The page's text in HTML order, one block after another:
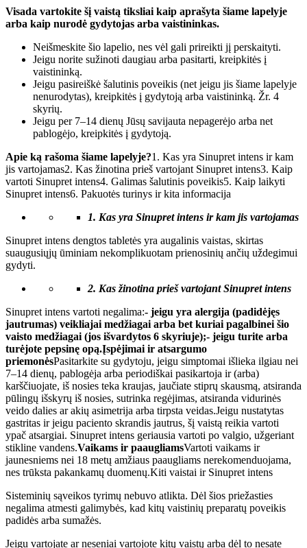
Visada vartokite šį vaistą tiksliai kaip aprašyta šiame lapelyje
arba kaip nurodė gydytojas arba vaistininkas.
Neišmeskite šio lapelio, nes vėl gali prireikti jį perskaityti.
Jeigu norite sužinoti daugiau arba pasitarti, kreipkitės į
vaistininką.
Jeigu pasireiškė šalutinis poveikis (net jeigu jis šiame lapelyje
nenurodytas), kreipkitės į gydytoją arba vaistininką. Žr. 4
skyrių.
Jeigu per 7–14 dienų Jūsų savijauta nepagerėjo arba net
pablogėjo, kreipkitės į gydytoją.
Apie ką rašoma šiame lapelyje?1. Kas yra Sinupret intens ir kam
jis vartojamas2. Kas žinotina prieš vartojant Sinupret intens3. Kaip
vartoti Sinupret intens4. Galimas šalutinis poveikis5. Kaip laikyti
Sinupret intens6. Pakuotės turinys ir kita informacija
1. Kas yra Sinupret intens ir kam jis vartojamas
Sinupret intens dengtos tabletės yra augalinis vaistas, skirtas
suaugusiųjų ūminiam nekomplikuotam prienosinių ančių uždegimui
gydyti.
2. Kas žinotina prieš vartojantSinupret intens
Sinupret intens vartoti negalima:- jeigu yra alergija (padidėjęs
jautrumas) veikliajai medžiagai arba bet kuriai pagalbinei šio
vaisto medžiagai (jos išvardytos 6 skyriuje);- jeigu turite arba
turėjote pepsinę opą.Įspėjimai ir atsargumo
priemonėsPasitarkite su gydytoju, jeigu simptomai išlieka ilgiau nei
7–14 dienų, pablogėja arba periodiškai pasikartoja ir (arba)
karščiuojate, iš nosies teka kraujas, jaučiate stiprų skausmą, atsiranda
pūlingų išskyrų iš nosies, sutrinka regėjimas, atsiranda vidurinės
veido dalies ar akių asimetrija arba tirpsta veidas.Jeigu nustatytas
gastritas ir jeigu paciento skrandis jautrus, šį vaistą reikia vartoti
ypač atsargiai. Sinupret intens geriausia vartoti po valgio, užgeriant
stikline vandens.Vaikams ir paaugliamsVartoti vaikams ir
jaunesniems nei 18 metų amžiaus paaugliams nerekomenduojama,
nes trūksta pakankamų duomenų.Kiti vaistai ir Sinupret intens
Sisteminių sąveikos tyrimų nebuvo atlikta. Dėl šios priežasties
negalima atmesti galimybės, kad kitų vaistinių preparatų poveikis
padidės arba sumažės.
Jeigu vartojate ar neseniai vartojote kitų vaistų arba dėl to nesate